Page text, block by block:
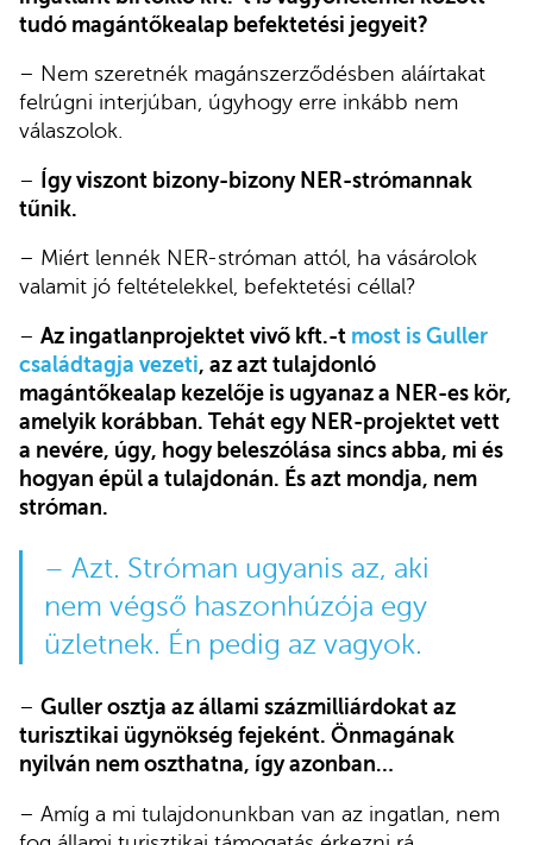
tudó magántőkealap befektetési jegyeit?
– Nem szeretnék magánszerződésben aláírtakat
felrúgni interjúban, úgyhogy erre inkább nem
válaszolok.
–
Így viszont bizony-bizony NER-strómannak
tűnik.
– Miért lennék NER-stróman attól, ha vásárolok
valamit jó feltételekkel, befektetési céllal?
– Az ingatlanprojektet vivő kft.-t most is Guller
családtagja vezeti, az azt tulajdonló
magántőkealap kezelője is ugyanaz a NER-es kör,
amelyik korábban. Tehát egy NER-projektet vett
a nevére, úgy, hogy beleszólása sincs abba, mi és
hogyan épül a tulajdonán. És azt mondja, nem
stróman.
– Azt. Stróman ugyanis az, aki
nem végső haszonhúzója egy
üzletnek. Én pedig az vagyok.
– Guller osztja az állami százmilliárdokat az
turisztikai ügynökség fejeként. Önmagának
nyilván nem oszthatna, így azonban…
– Amíg a mi tulajdonunkban van az ingatlan, nem